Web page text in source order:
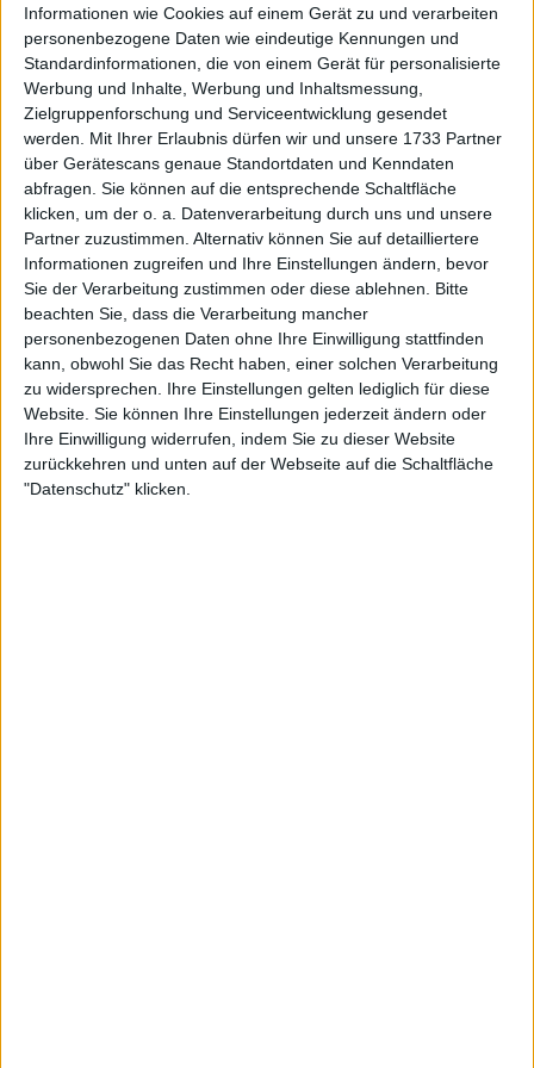
Informationen wie Cookies auf einem Gerät zu und verarbeiten
personenbezogene Daten wie eindeutige Kennungen und
Standardinformationen, die von einem Gerät für personalisierte
Werbung und Inhalte, Werbung und Inhaltsmessung,
Zielgruppenforschung und Serviceentwicklung gesendet
werden.
Mit Ihrer Erlaubnis dürfen wir und unsere 1733 Partner
über Gerätescans genaue Standortdaten und Kenndaten
abfragen. Sie können auf die entsprechende Schaltfläche
klicken, um der o. a. Datenverarbeitung durch uns und unsere
Partner zuzustimmen. Alternativ können Sie auf detailliertere
Informationen zugreifen und Ihre Einstellungen ändern, bevor
Sie der Verarbeitung zustimmen oder diese ablehnen.
Bitte
beachten Sie, dass die Verarbeitung mancher
personenbezogenen Daten ohne Ihre Einwilligung stattfinden
kann, obwohl Sie das Recht haben, einer solchen Verarbeitung
zu widersprechen. Ihre Einstellungen gelten lediglich für diese
Website. Sie können Ihre Einstellungen jederzeit ändern oder
Ihre Einwilligung widerrufen, indem Sie zu dieser Website
zurückkehren und unten auf der Webseite auf die Schaltfläche
"Datenschutz" klicken.
Swiatek Einzelheiten zu der Situation mit: "In den
letzten 2½ Monaten wurde ich einem strengen
ITIA-Verfahren unterzogen, das meine Unschuld
bestätigte", sagte Swiatek in einem Instagram-Video.
"Der einzige positive Dopingtest in meiner Karriere,
der unglaublich niedrige Werte einer verbotenen
Substanz aufwies, von der ich noch nie gehört habe,
stellt alles in Frage, wofür ich mein ganzes Leben
lang hart gearbeitet habe."
"Sowohl ich als auch mein Team mussten mit
enormem Stress und Ängsten umgehen. Jetzt ist
alles sorgfältig geklärt, und ich kann mich wieder
dem widmen, was ich am meisten liebe." Sehen Sie
sich den Rest ihrer Erklärung unten an.